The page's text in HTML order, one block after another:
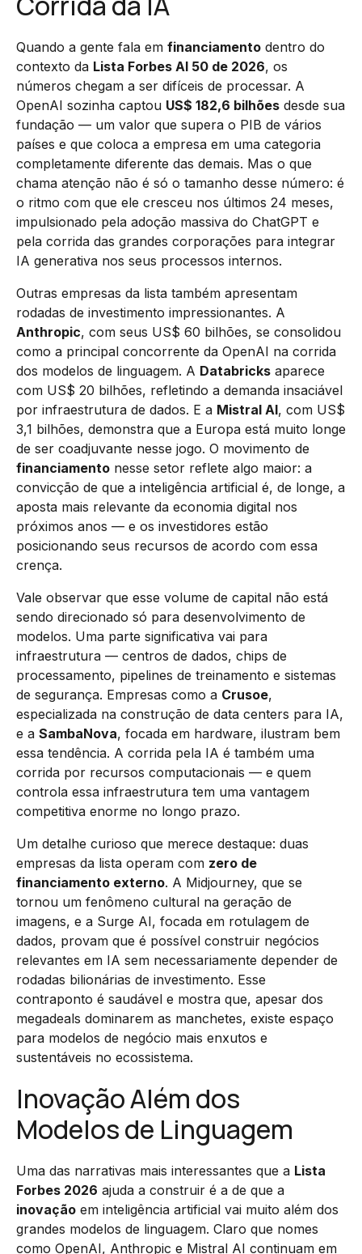
Quando a gente fala em financiamento dentro do
contexto da Lista Forbes AI 50 de 2026, os
números chegam a ser difíceis de processar. A
OpenAI sozinha captou US$ 182,6 bilhões desde sua
fundação — um valor que supera o PIB de vários
países e que coloca a empresa em uma categoria
completamente diferente das demais. Mas o que
chama atenção não é só o tamanho desse número: é
o ritmo com que ele cresceu nos últimos 24 meses,
impulsionado pela adoção massiva do ChatGPT e
pela corrida das grandes corporações para integrar
IA generativa nos seus processos internos.
Outras empresas da lista também apresentam
rodadas de investimento impressionantes. A
Anthropic, com seus US$ 60 bilhões, se consolidou
como a principal concorrente da OpenAI na corrida
dos modelos de linguagem. A Databricks aparece
com US$ 20 bilhões, refletindo a demanda insaciável
por infraestrutura de dados. E a Mistral AI, com US$
3,1 bilhões, demonstra que a Europa está muito longe
de ser coadjuvante nesse jogo. O movimento de
financiamento nesse setor reflete algo maior: a
convicção de que a inteligência artificial é, de longe, a
aposta mais relevante da economia digital nos
próximos anos — e os investidores estão
posicionando seus recursos de acordo com essa
crença.
Vale observar que esse volume de capital não está
sendo direcionado só para desenvolvimento de
modelos. Uma parte significativa vai para
infraestrutura — centros de dados, chips de
processamento, pipelines de treinamento e sistemas
de segurança. Empresas como a Crusoe,
especializada na construção de data centers para IA,
e a SambaNova, focada em hardware, ilustram bem
essa tendência. A corrida pela IA é também uma
corrida por recursos computacionais — e quem
controla essa infraestrutura tem uma vantagem
competitiva enorme no longo prazo.
Um detalhe curioso que merece destaque: duas
empresas da lista operam com zero de
financiamento externo. A Midjourney, que se
tornou um fenômeno cultural na geração de
imagens, e a Surge AI, focada em rotulagem de
dados, provam que é possível construir negócios
relevantes em IA sem necessariamente depender de
rodadas bilionárias de investimento. Esse
contraponto é saudável e mostra que, apesar dos
megadeals dominarem as manchetes, existe espaço
para modelos de negócio mais enxutos e
sustentáveis no ecossistema.
Inovação Além dos
Modelos de Linguagem
Uma das narrativas mais interessantes que a Lista
Forbes 2026 ajuda a construir é a de que a
inovação em inteligência artificial vai muito além dos
grandes modelos de linguagem. Claro que nomes
como OpenAI, Anthropic e Mistral AI continuam em